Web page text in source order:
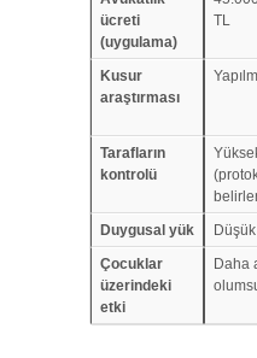
ücreti
(uygulama)
TL
Kusur
araştırması
Tarafların
kontrolü
Duygusal yük Düşük
Çocuklar
üzerindeki
etki
Daha